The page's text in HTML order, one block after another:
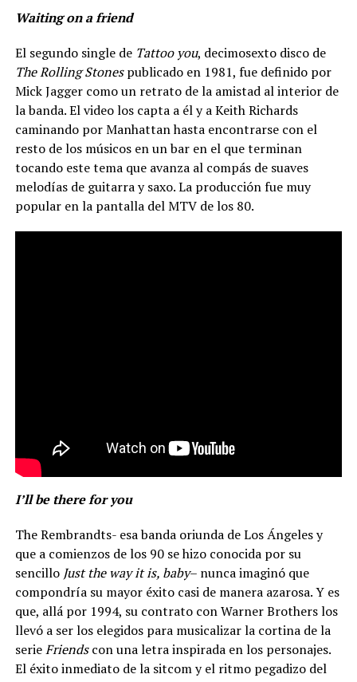
Waiting on a friend
El segundo single de Tattoo you, decimosexto disco de
The Rolling Stonespublicado en 1981, fue definido por
Mick Jagger como un retrato de la amistad al interior de
la banda. El video los capta a él y a Keith Richards
caminando por Manhattan hasta encontrarse con el
resto de los músicos en un bar en el que terminan
tocando este tema que avanza al compás de suaves
melodías de guitarra y saxo. La producción fue muy
popular en la pantalla del MTV de los 80.
I’ll be there for you
The Rembrandts- esa banda oriunda de Los Ángeles y
que a comienzos de los 90 se hizo conocida por su
sencillo Just the way it is, baby– nunca imaginó que
compondría su mayor éxito casi de manera azarosa. Y es
que, allá por 1994, su contrato con Warner Brothers los
llevó a ser los elegidos para musicalizar la cortina de la
serieFriendscon una letra inspirada en los personajes.
El éxito inmediato de la sitcom y el ritmo pegadizo del